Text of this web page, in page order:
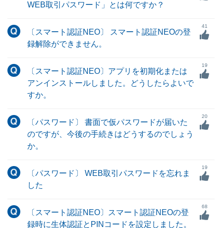
WEB取引パスワード」とは何ですか？
〔スマート認証NEO〕 スマート認証NEOの登
録解除ができません。
41
〔スマート認証NEO〕アプリを初期化または
アンインストールしました。どうしたらよいで
すか。
19
〔パスワード〕 書面で仮パスワードが届いた
のですが、今後の手続きはどうするのでしょう
か。
20
〔パスワード〕 WEB取引パスワードを忘れま
した
19
〔スマート認証NEO〕スマート認証NEOの登
録時に生体認証とPINコードを設定しました。
68